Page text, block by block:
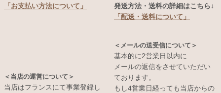
「お支払い方法について」
＜当店の運営について＞
当店はフランスにて事業登録し
発送方法・送料の詳細はこちら↓
「配送・送料について」
＜メールの送受信について＞
基本的に2営業日以内に
メールの返信をさせていただい
ております。
もし4営業日経っても当店からの